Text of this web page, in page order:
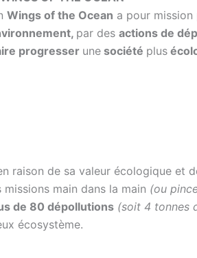
Wings of the Ocean a pour
par des actions de
progresser une société plus
raison de sa valeur écologique et
main dans la main (ou
de 80 dépollutions (soit 4 tonnes
écosystème.